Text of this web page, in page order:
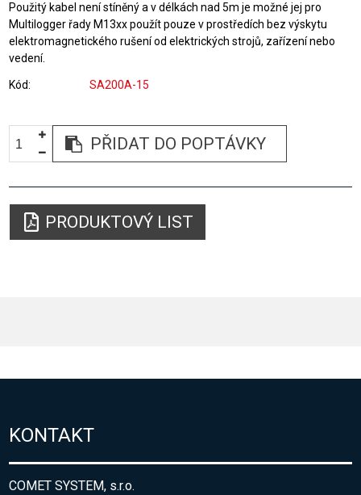
Použitý kabel není stíněný a v délkách nad 5m je možné jej pro
Multilogger řady M13xx použít pouze v prostředích bez výskytu
elektromagnetického rušení od elektrických strojů, zařízení nebo
vedení.
Kód SA200A-15
PŘIDAT DO POPTÁVKY
PRODUKTOVÝ LIST
KONTAKT
COMET SYSTEM, s.r.o.